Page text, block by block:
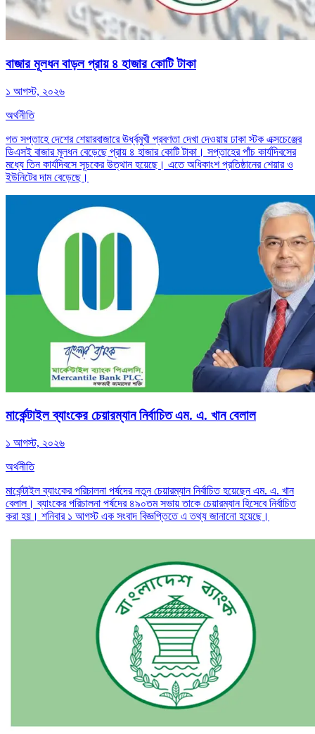
বাজার মূলধন বাড়ল প্রায় ৪ হাজার কোটি টাকা
১ আগস্ট, ২০২৬
অর্থনীতি
গত সপ্তাহে দেশের শেয়ারবাজারে ঊর্ধ্বমুখী প্রবণতা দেখা দেওয়ায় ঢাকা স্টক এক্সচেঞ্জের
ডিএসই বাজার মূলধন বেড়েছে প্রায় ৪ হাজার কোটি টাকা। সপ্তাহের পাঁচ কার্যদিবসের
মধ্যে তিন কার্যদিবসে সূচকের উত্থান হয়েছে। এতে অধিকাংশ প্রতিষ্ঠানের শেয়ার ও
ইউনিটের দাম বেড়েছে।
মার্কেন্টাইল ব্যাংকের চেয়ারম্যান নির্বাচিত এম. এ. খান বেলাল
১ আগস্ট, ২০২৬
অর্থনীতি
মার্কেন্টাইল ব্যাংকের পরিচালনা পর্ষদের নতুন চেয়ারম্যান নির্বাচিত হয়েছেন এম. এ. খান
বেলাল। ব্যাংকের পরিচালনা পর্ষদের ৪৯০তম সভায় তাকে চেয়ারম্যান হিসেবে নির্বাচিত
করা হয়। শনিবার ১ আগস্ট এক সংবাদ বিজ্ঞপ্তিতে এ তথ্য জানানো হয়েছে।